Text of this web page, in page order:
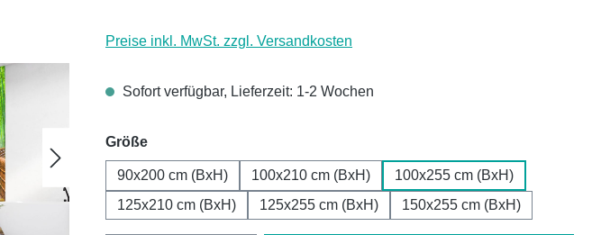
Preise inkl. MwSt. zzgl. Versandkosten
Sofort verfügbar, Lieferzeit: 1-2 Wochen
Größeauswählen
90x200 cm (BxH) 100x210 cm (BxH)
100x255 cm (BxH)
125x210 cm (BxH)
125x255 cm (BxH) 150x255 cm (BxH)